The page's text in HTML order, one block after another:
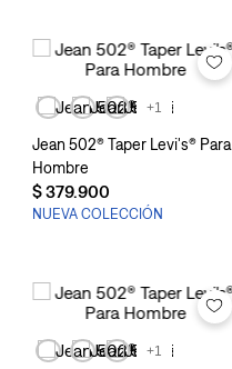
+1
Jean 502® Taper Levi's® Para
Hombre
$379.900
NUEVA COLECCIÓN
+1